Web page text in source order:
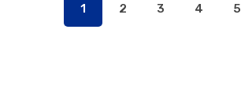
1 2 3 4 5